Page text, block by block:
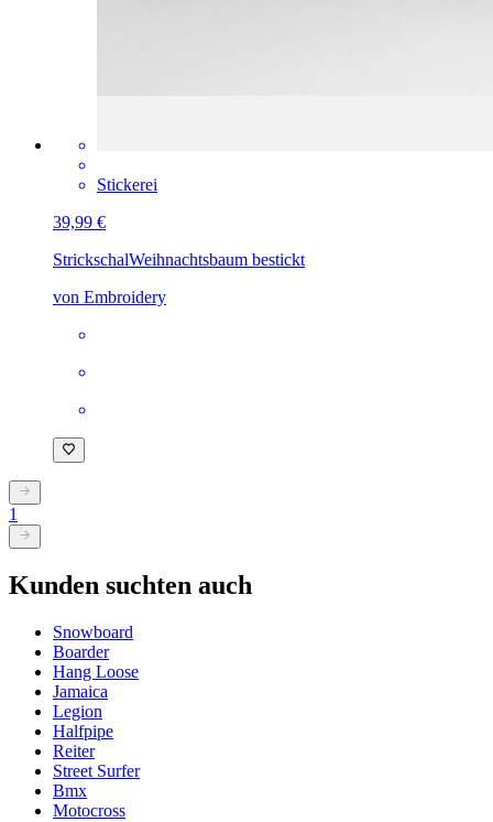
Stickerei
39,99 €
StrickschalWeihnachtsbaum bestickt
von Embroidery
1
Kunden suchten auch
Snowboard
Boarder
Hang Loose
Jamaica
Legion
Halfpipe
Reiter
Street Surfer
Bmx
Motocross